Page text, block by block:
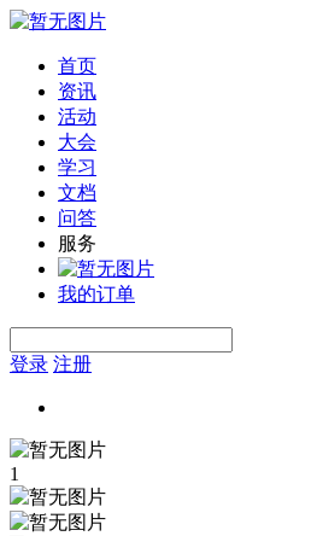
首页
资讯
活动
大会
学习
文档
问答
服务
我的订单
登录 注册
1